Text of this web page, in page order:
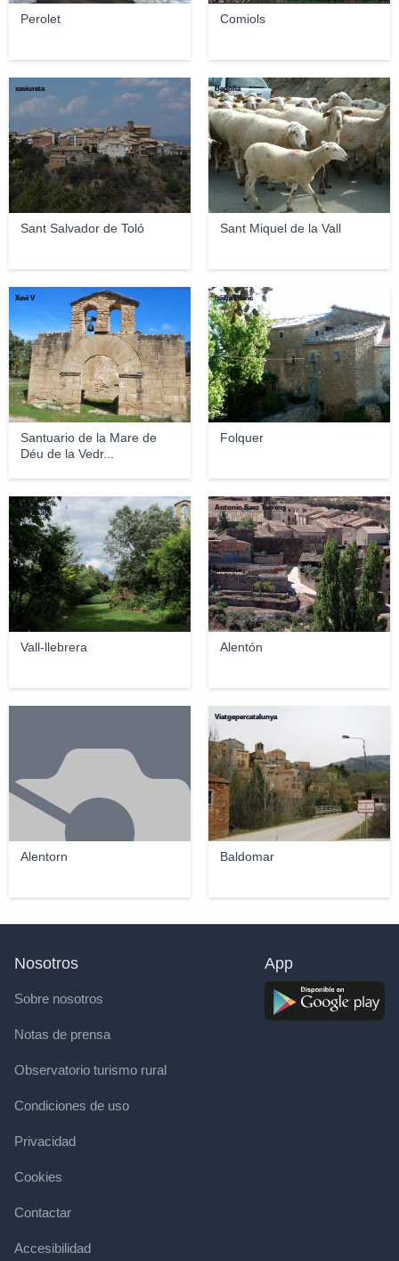
Perolet Comiols
Sant Salvador de Toló
xaviureta
Sant Miquel de la Vall
Begoña
Santuario de la Mare de
Déu de la Vedr...
Xevi V
Folquer
Isidre Blanc
Vall-llebrera
panoramio
Alentón
Antonio Saez Torrens
Alentorn Baldomar
Viatgepercatalunya
Nosotros
Sobre nosotros
Notas de prensa
Observatorio turismo rural
Condiciones de uso
Privacidad
Cookies
Contactar
Accesibilidad
App